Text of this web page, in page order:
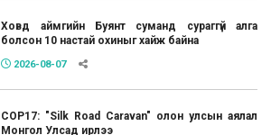
Ховд аймгийн Буянт суманд сураггүй алга
болсон 10 настай охиныг хайж байна
2026-08-07
COP17: "Silk Road Caravan" олон улсын аялал
Монгол Улсад ирлээ